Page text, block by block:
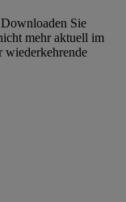
Sie
mehr aktuell im
wiederkehrende